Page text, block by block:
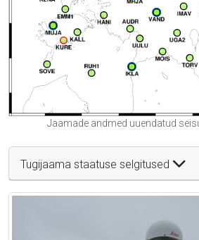
Jaamade andmed uuendatud
Tugijaama staatuse selgitused